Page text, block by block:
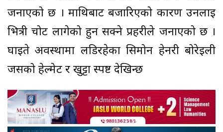
जनाएको छ । माथिबाट बजारिएको कारण उनलाई
भित्री चोट लागेको हुन सक्ने प्रहरीले जनाएको छ ।
घाईते अवस्थामा लडिरहेका सिमोन हेनरी बोरेईली
जसको हेल्मेट र खुट्टा स्पष्ट देखिन्छ